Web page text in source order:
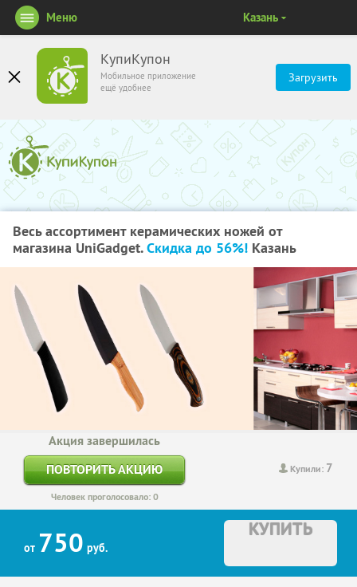
КупиКупон
Мобильное приложение
ещё удобнее
Загрузить
Меню Казань
Весь ассортимент керамических ножей от
магазина UniGadget.Скидка до 56%! Казань
Купили: 7
Акция завершилась
ПОВТОРИТЬ АКЦИЮ
Человек проголосовало: 0
от 750 руб.
КУПИТЬ